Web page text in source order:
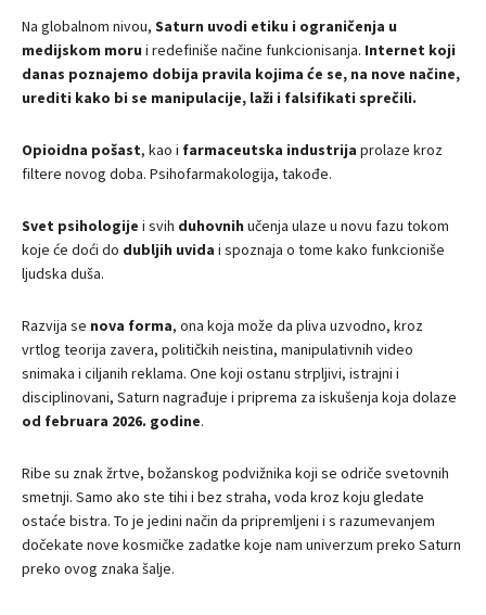
Na globalnom nivou, Saturn uvodi etiku i ograničenja u
medijskom moru i redefiniše načine funkcionisanja. Internet koji
danas poznajemo dobija pravila kojima će se, na nove načine,
urediti kako bi se manipulacije, laži i falsifikati sprečili.
Opioidna pošast, kao i farmaceutska industrija prolaze kroz
filtere novog doba. Psihofarmakologija, takođe.
Svet psihologije i svih duhovnih učenja ulaze u novu fazu tokom
koje će doći do dubljih uvida i spoznaja o tome kako funkcioniše
ljudska duša.
Razvija se nova forma, ona koja može da pliva uzvodno, kroz
vrtlog teorija zavera, političkih neistina, manipulativnih video
snimaka i ciljanih reklama. One koji ostanu strpljivi, istrajni i
disciplinovani, Saturn nagrađuje i priprema za iskušenja koja dolaze
od februara 2026. godine.
Ribe su znak žrtve, božanskog podvižnika koji se odriče svetovnih
smetnji. Samo ako ste tihi i bez straha, voda kroz koju gledate
ostaće bistra. To je jedini način da pripremljeni i s razumevanjem
dočekate nove kosmičke zadatke koje nam univerzum preko Saturn
preko ovog znaka šalje.